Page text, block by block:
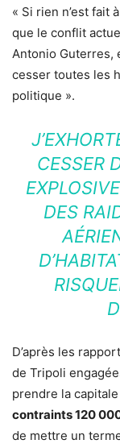
« Si rien n’est fait
que le conflit
Antonio Guterres,
cesser toutes les
politique ».
CESSER
DES
D’après les
de Tripoli
prendre la
contraints 120
de mettre un